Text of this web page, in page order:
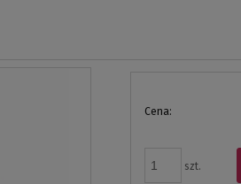
Cena:
szt.